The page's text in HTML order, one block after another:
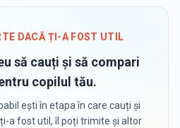
DACĂ ȚI-A FOST UTIL
să cauți și să compari
copilul tău.
ești în etapa în care cauți și
a fost util, îl poți trimite și altor